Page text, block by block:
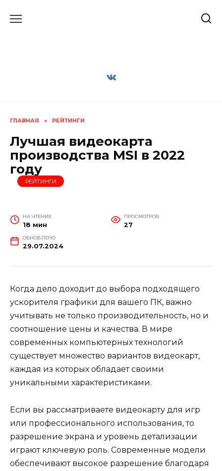
ГЛАВНАЯ » РЕЙТИНГИ
Лучшая видеокарта
производства MSI в 2022
году
РЕЙТИНГИ
НА ЧТЕНИЕ
18 мин
ПРОСМОТРОВ
27
ОБНОВЛЕНО
29.07.2024
Когда дело доходит до выбора подходящего
ускорителя графики для вашего ПК, важно
учитывать не только производительность, но и
соотношение цены и качества. В мире
современных компьютерных технологий
существует множество вариантов видеокарт,
каждая из которых обладает своими
уникальными характеристиками.
Если вы рассматриваете видеокарту для игр
или профессионального использования, то
разрешение экрана и уровень детализации
играют ключевую роль. Современные модели
обеспечивают высокое разрешение благодаря